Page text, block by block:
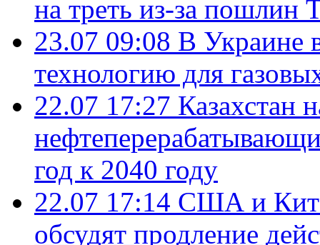
на треть из-за пошлин
23.07 09:08 В Украине
технологию для
22.07 17:27 Казахстан
год к 2040 году
22.07 17:14 США и
обсудят продление